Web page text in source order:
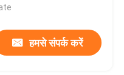
हमसे संपर्क करें